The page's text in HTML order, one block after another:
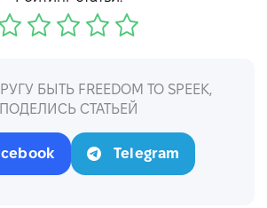
БЫТЬ FREEDOM TO SPEEK,
ПОДЕЛИСЬ СТАТЬЕЙ
Telegram